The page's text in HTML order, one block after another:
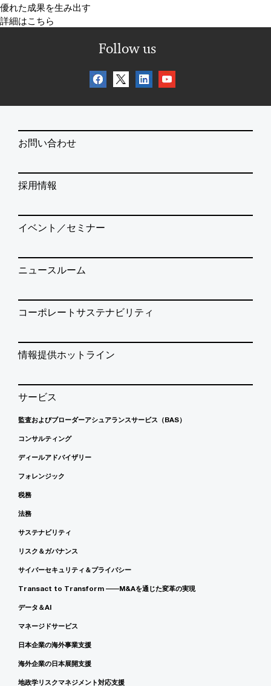
優れた成果を生み出す
詳細はこちら
Follow us
お問い合わせ
採用情報
イベント／セミナー
ニュースルーム
コーポレートサステナビリティ
情報提供ホットライン
サービス
監査およびブローダーアシュアランスサービス（BAS）
コンサルティング
ディールアドバイザリー
フォレンジック
税務
法務
サステナビリティ
リスク＆ガバナンス
サイバーセキュリティ＆プライバシー
Transact to Transform ――M&Aを通じた変革の実現
データ＆AI
マネージドサービス
日本企業の海外事業支援
海外企業の日本展開支援
地政学リスクマネジメント対応支援